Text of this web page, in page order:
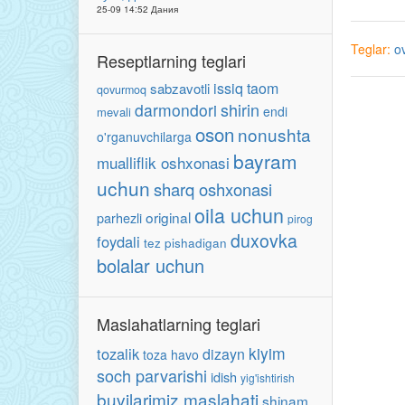
25-09 14:52 Дания
Reseptlarning teglari
qovurmoq sabzavotli issiq taom
mevali darmondori shirin endi
o'rganuvchilarga oson nonushta
mualliflik oshxonasi bayram
uchunsharq oshxonasi
parhezlioriginaloila uchun pirog
foydali tez pishadigan duxovka
bolalar uchun
Maslahatlarning teglari
tozalik toza havo dizayn kiyim
soch parvarishi idish yig'ishtirish
buvilarimiz maslahati shinam
Teglar: